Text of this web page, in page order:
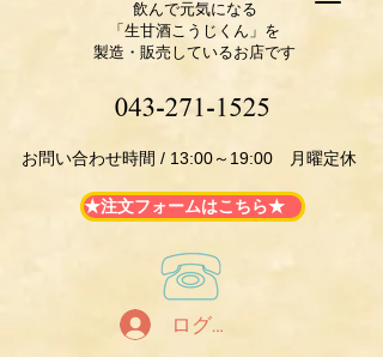
飲んで元気になる
「生甘酒こうじくん」を
製造・販売しているお店です
​お問い合わせ時間 / 13:00～19:00 月曜定休
★注文フォームはこちら★
ログイン